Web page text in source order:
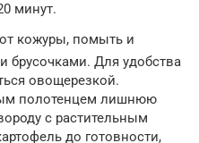
минут.
кожуры, помыть и
брусочками. Для удобства
овощерезкой.
полотенцем лишнюю
с растительным
до готовности,